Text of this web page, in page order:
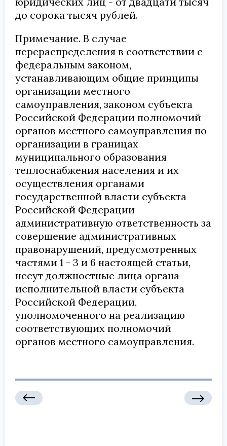
до сорока тысяч рублей.
Примечание. В случае
перераспределения в соответствии с
федеральным законом,
устанавливающим общие принципы
организации местного
самоуправления, законом субъекта
Российской Федерации полномочий
органов местного самоуправления по
организации в границах
муниципального образования
теплоснабжения населения и их
осуществления органами
государственной власти субъекта
Российской Федерации
административную ответственность за
совершение административных
правонарушений, предусмотренных
частями 1 - 3 и 6 настоящей статьи,
несут должностные лица органа
исполнительной власти субъекта
Российской Федерации,
уполномоченного на реализацию
соответствующих полномочий
органов местного самоуправления.